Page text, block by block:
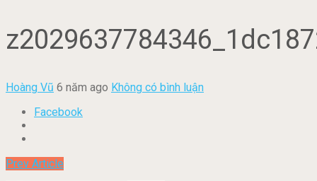
Hoàng Vũ 6 năm ago Không có bình luận
Facebook
Prev Article